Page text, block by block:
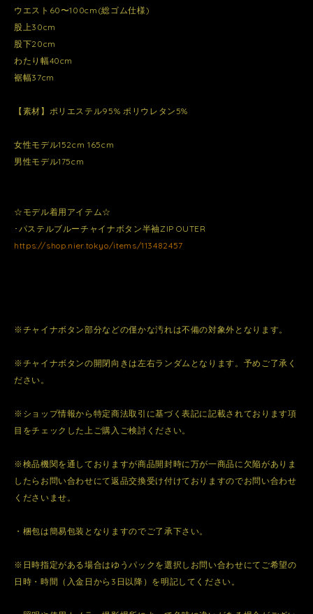
ウエスト60〜100cm(総ゴム仕様)
股上30cm
股下20cm
わたり幅40cm
裾幅37cm
【素材】ポリエステル95% ポリウレタン5%
女性モデル152cm 165cm
男性モデル175cm
☆モデル着用アイテム☆
･パステルブルーチャイナボタン半袖ZIP OUTER
https://shop.nier.tokyo/items/113482457
※チャイナボタン部分などの僅かな汚れは不備の対象外となります。
※チャイナボタンの開閉向きは左右ランダムとなります。予めご了承く
ださい。
※ショップ情報から特定商法取引に基づく表記に記載されております項
目をチェックした上ご購入ご検討ください。
※検品機関を通しておりますが商品開封時に万が一商品に欠陥がありま
したらお問い合わせにて返品交換受け付けておりますのでお問い合わせ
くださいませ。
・梱包は簡易包装となりますのでご了承下さい。
※日時指定がある場合はゆうパックを選択しお問い合わせにてご希望の
日時・時間（入金日から3日以降）を明記してください。